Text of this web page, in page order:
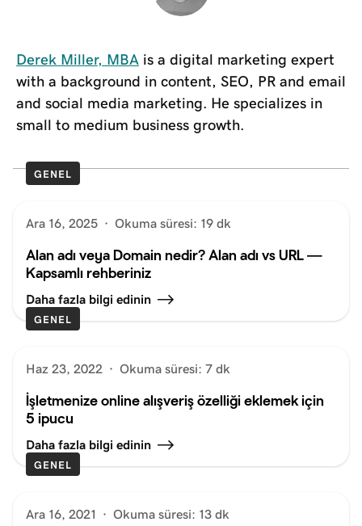
Derek Miller, MBA is a digital marketing expert
with a background in content, SEO, PR and email
and social media marketing. He specializes in
small to medium business growth.
GENEL
Ara 16, 2025 · Okuma süresi: 19 dk
Alan adı veya Domain nedir? Alan adı vs URL —
Kapsamlı rehberiniz
Daha fazla bilgi edinin
GENEL
Haz 23, 2022 · Okuma süresi: 7 dk
İşletmenize online alışveriş özelliği eklemek için
5 ipucu
Daha fazla bilgi edinin
GENEL
Ara 16, 2021 · Okuma süresi: 13 dk